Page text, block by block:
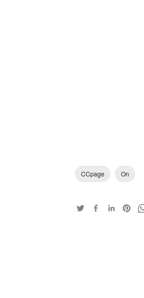
CCpage On